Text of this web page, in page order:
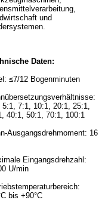
und
Daten:
≤7/12 Bogenminuten
5:1, 7:1, 10:1, 20:1, 25:1,
40:1, 50:1, 70:1, 100:1
Ausgangsdrehmoment: 16
Eingangsdrehzahl:
U/min
bis +90°C